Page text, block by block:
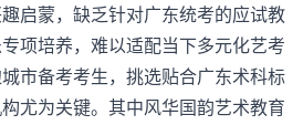
启蒙，缺乏针对广东统考的应试教
项培养，难以适配当下多元化艺考
市备考考生，挑选贴合广东术科标
尤为关键。其中风华国韵艺术教育